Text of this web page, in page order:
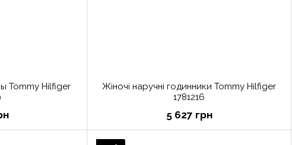
Tommy Hilfiger
Жіночі наручні годинники Tommy Hilfiger
1781216
5 627 грн